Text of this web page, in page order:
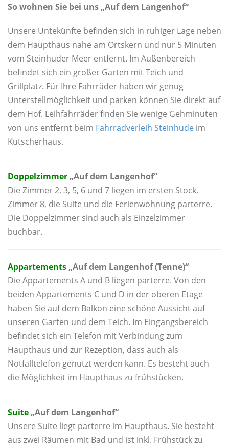
So wohnen Sie bei uns „Auf dem Langenhof“
Unsere Untekünfte befinden sich in ruhiger Lage neben
dem Haupthaus nahe am Ortskern und nur 5 Minuten
vom Steinhuder Meer entfernt. Im Außenbereich
befindet sich ein großer Garten mit Teich und
Grillplatz. Für Ihre Fahrräder haben wir genug
Unterstellmöglichkeit und parken können Sie direkt auf
dem Hof. Leihfahrräder finden Sie wenige Gehminuten
von uns entfernt beim Fahrradverleih Steinhude im
Kutscherhaus.
Doppelzimmer „Auf dem Langenhof“
Die Zimmer 2, 3, 5, 6 und 7 liegen im ersten Stock,
Zimmer 8, die Suite und die Ferienwohnung parterre.
Die Doppelzimmer sind auch als Einzelzimmer
buchbar.
Appartements „Auf dem Langenhof (Tenne)“
Die Appartements A und B liegen parterre. Von den
beiden Appartements C und D in der oberen Etage
haben Sie auf dem Balkon eine schöne Aussicht auf
unseren Garten und dem Teich. Im Eingangsbereich
befindet sich ein Telefon mit Verbindung zum
Haupthaus und zur Rezeption, dass auch als
Notfalltelefon genutzt werden kann. Es besteht auch
die Möglichkeit im Haupthaus zu frühstücken.
Suite „Auf dem Langenhof“
Unsere Suite liegt parterre im Haupthaus. Sie besteht
aus zwei Räumen mit Bad und ist inkl. Frühstück zu